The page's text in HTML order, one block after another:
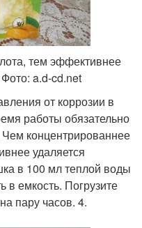
тем эффективнее
a.d-cd.net
от коррозии в
работы обязательно
концентрированнее
удаляется
в 100 мл теплой воды
в емкость. Погрузите
пару часов. 4.